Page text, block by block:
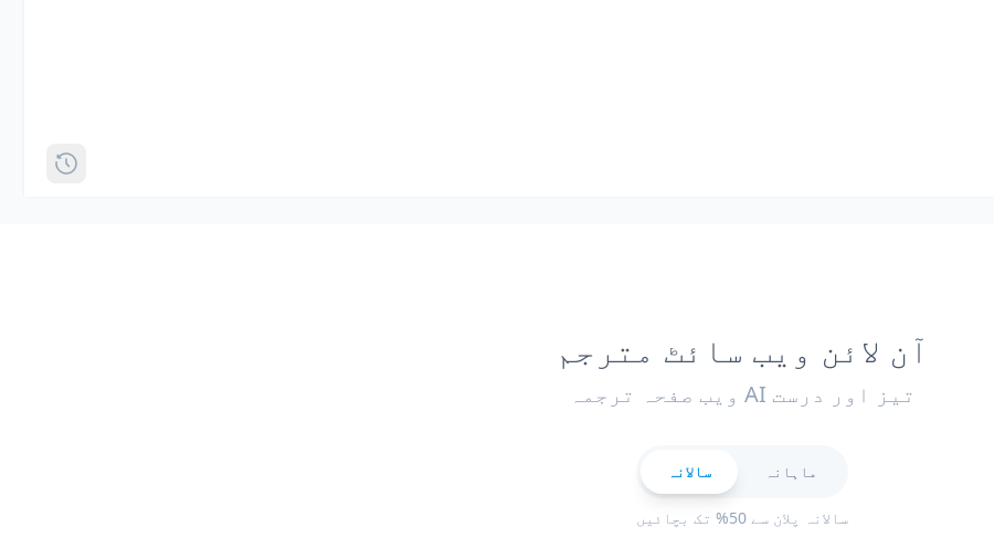
آن لائن ویب سائٹ مترجم
تیز اور درست AI ویب صفحہ ترجمہ
ماہانہ سالانہ
سالانہ پلان سے 50% تک بچائیں